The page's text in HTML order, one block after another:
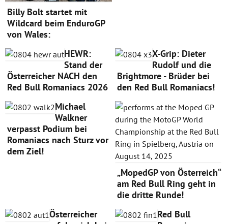
Billy Bolt startet mit
Wildcard beim EnduroGP
von Wales:
HEWR:
Stand der
Österreicher NACH den
Red Bull Romaniacs 2026
X-Grip: Dieter
Rudolf und die
Brightmore - Brüder bei
den Red Bull Romaniacs!
Michael
Walkner
verpasst Podium bei
Romaniacs nach Sturz vor
dem Ziel!
„MopedGP von Österreich“
am Red Bull Ring geht in
die dritte Runde!
Österreicher
Red Bull